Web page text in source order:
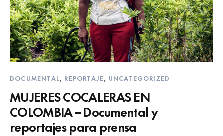
DOCUMENTAL, REPORTAJE, UNCATEGORIZED
MUJERES COCALERAS EN
COLOMBIA – Documental y
reportajes para prensa